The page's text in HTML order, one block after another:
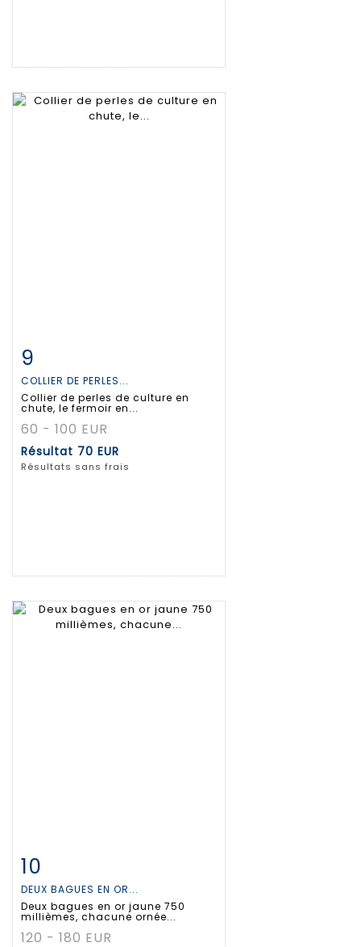
Fiche détaillée
9
COLLIER DE PERLES...
Collier de perles de culture en
chute, le fermoir en...
60 - 100 EUR
Résultat 70 EUR
Résultats sans frais
Fiche détaillée
10
DEUX BAGUES EN OR...
Deux bagues en or jaune 750
millièmes, chacune ornée...
120 - 180 EUR